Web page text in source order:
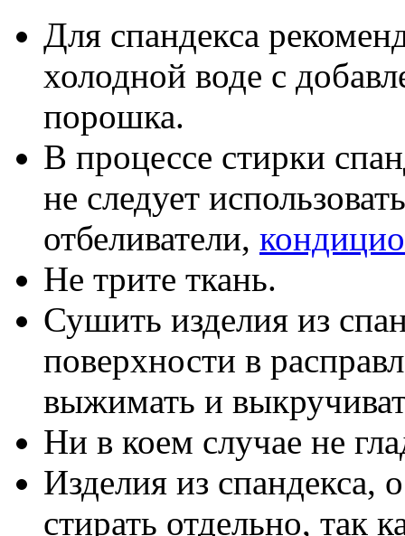
Для спандекса
холодной воде с
порошка.
В процессе стирки
не следует
отбеливатели,
Не трите ткань.
Сушить изделия из
поверхности в
выжимать и
Ни в коем случае не
Изделия из спандекса,
стирать отдельно, так